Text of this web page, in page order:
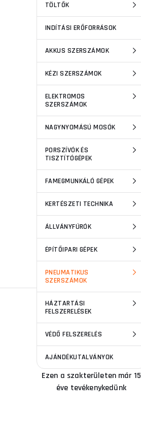
TÖLTŐK
INDÍTÁSI ERŐFORRÁSOK
AKKUS SZERSZÁMOK
KÉZI SZERSZÁMOK
ELEKTROMOS
SZERSZÁMOK
NAGYNYOMÁSÚ MOSÓK
PORSZÍVÓK ÉS
TISZTÍTÓGÉPEK
FAMEGMUNKÁLÓ GÉPEK
KERTÉSZETI TECHNIKA
ÁLLVÁNYFÚRÓK
ÉPÍTŐIPARI GÉPEK
PNEUMATIKUS
SZERSZÁMOK
HÁZTARTÁSI
FELSZERELÉSEK
VÉDŐ FELSZERELÉS
AJÁNDÉKUTALVÁNYOK
Ezen a szakterületen már 15
éve tevékenykedünk